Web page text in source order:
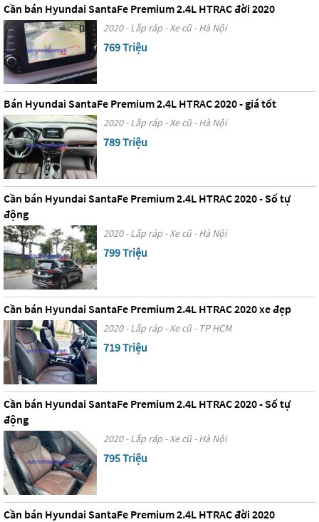
Cần bán Hyundai SantaFe Premium 2.4L HTRAC đời 2020
2020 - Lắp ráp - Xe cũ - Hà Nội
769 Triệu
Bán Hyundai SantaFe Premium 2.4L HTRAC 2020 - giá tốt
2020 - Lắp ráp - Xe cũ - Hà Nội
789 Triệu
Cần bán Hyundai SantaFe Premium 2.4L HTRAC 2020 - Số tự
động
2020 - Lắp ráp - Xe cũ - Hà Nội
799 Triệu
Cần bán Hyundai SantaFe Premium 2.4L HTRAC 2020 xe đẹp
2020 - Lắp ráp - Xe cũ - TP HCM
719 Triệu
Cần bán Hyundai SantaFe Premium 2.4L HTRAC 2020 - Số tự
động
2020 - Lắp ráp - Xe cũ - Hà Nội
795 Triệu
Cần bán Hyundai SantaFe Premium 2.4L HTRAC đời 2020